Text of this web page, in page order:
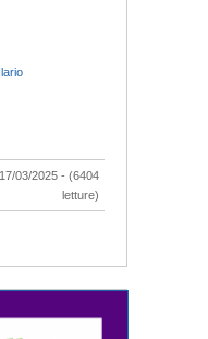
03/2025 - (6404
letture)